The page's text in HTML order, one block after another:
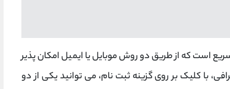
است که از طریق دو روش موبایل یا ایمیل امکان ‌پذیر
با کلیک بر روی گزینه ثبت ‌نام، می ‌توانید یکی از دو